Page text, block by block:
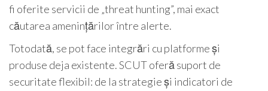
fi oferite servicii de „threat hunting”, mai exact
căutarea amenințărilor între alerte.
Totodată, se pot face integrări cu platforme și
produse deja existente. SCUT oferă suport de
securitate flexibil: de la strategie și indicatori de